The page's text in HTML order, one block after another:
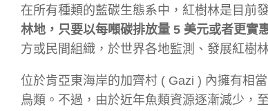
在所有種類的藍碳生態系中，紅樹林是目前
林地，只要以每噸碳排放量 5 美元或者更實
方或民間組織，於世界各地監測、發展紅樹
位於肯亞東海岸的加齊村 ( Gazi ) 內擁有相
鳥類。不過，由於近年魚類資源逐漸減少，